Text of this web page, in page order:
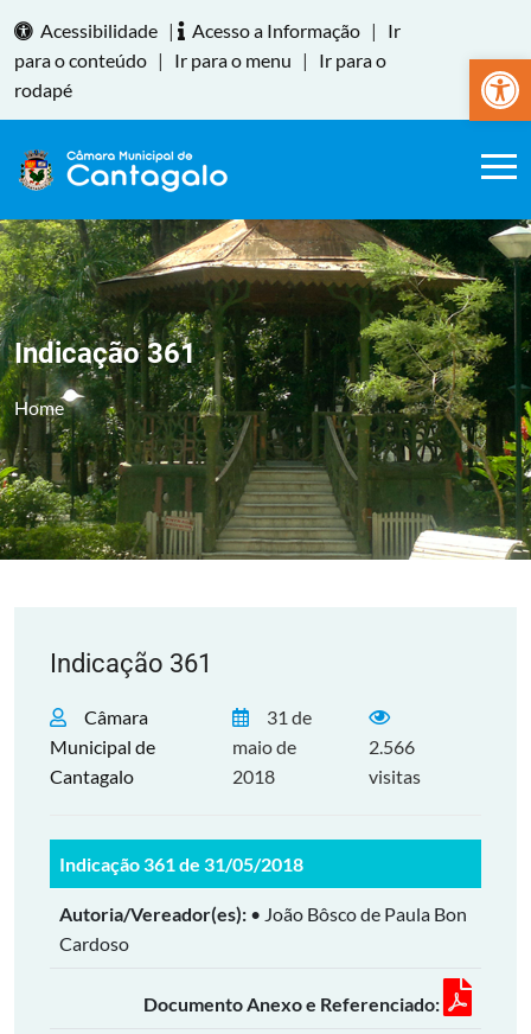
Abrir
Acessibilidade | Acesso a Informação |
Ir
para o conteúdo | Ir para o menu |
Ir para o
rodapé
Indicação 361
Home
Indicação 361
Câmara
Municipal de
Cantagalo
31 de
maio de
2018
2.566
visitas
Indicação 361 de 31/05/2018
Autoria/Vereador(es): • João Bôsco de Paula Bon
Cardoso
Documento Anexo e Referenciado: